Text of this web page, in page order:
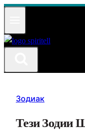
Към
Зодиак
Тези Зодии